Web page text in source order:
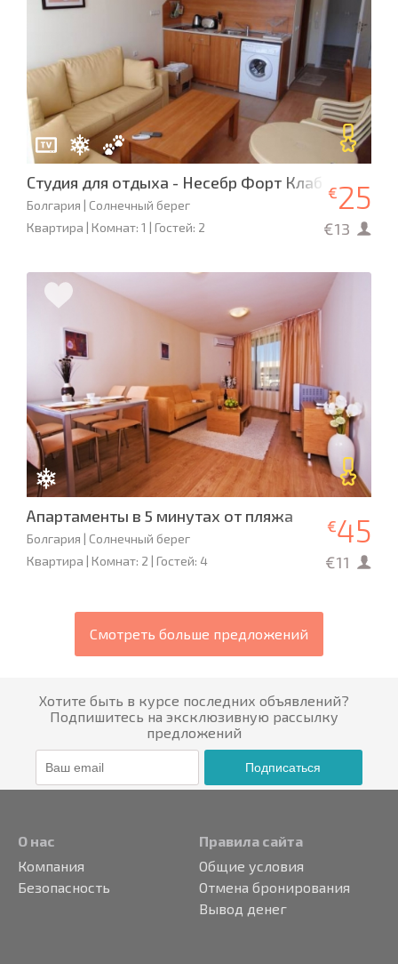
Студия для отдыха - Несебр Форт Клаб
Болгария | Солнечный берег
Квартира | Комнат: 1 | Гостей: 2
€25
€13
Апартаменты в 5 минутах от пляжа
Болгария | Солнечный берег
Квартира | Комнат: 2 | Гостей: 4
€45
€11
Смотреть больше предложений
Хотите быть в курсе последних объявлений?
Подпишитесь на эксклюзивную рассылку
предложений
Подписаться
О нас
Компания
Безопасность
Правила сайта
Общие условия
Отмена бронирования
Вывод денег